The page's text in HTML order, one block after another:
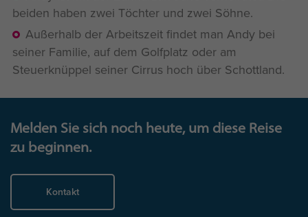
beiden haben zwei Töchter und zwei Söhne.
Außerhalb der Arbeitszeit findet man Andy bei
seiner Familie, auf dem Golfplatz oder am
Steuerknüppel seiner Cirrus hoch über Schottland.
Melden Sie sich noch heute, um diese Reise
zu beginnen.
Kontakt